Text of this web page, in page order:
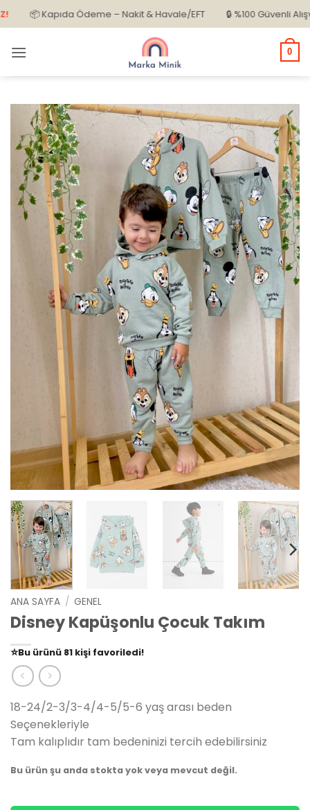
İçeriğe
atla
📦 Kapıda Ödeme – Nakit & Havale/EFT 🔒 %100 Güvenli Alışveriş
0
ANA SAYFA / GENEL
Disney Kapüşonlu Çocuk Takım
⭐️Bu ürünü 81 kişi favoriledi!
🛒39 kişisepetine ekledi!
✅ Bugün 14 adet
18-24/2-3/3-4/4-5/5-6 yaş arası beden
Seçenekleriyle
Tam kalıplıdır tam bedeninizi tercih edebilirsiniz
Bu ürün şu anda stokta yok veya mevcut değil.